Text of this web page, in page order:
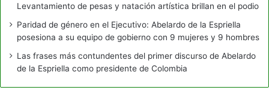
Levantamiento de pesas y natación artística brillan en el podio
Paridad de género en el Ejecutivo: Abelardo de la Espriella
posesiona a su equipo de gobierno con 9 mujeres y 9 hombres
Las frases más contundentes del primer discurso de Abelardo
de la Espriella como presidente de Colombia